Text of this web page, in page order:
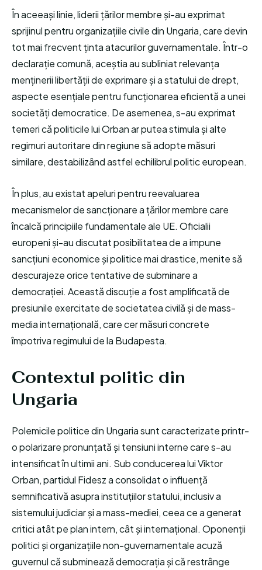
În aceeași linie, liderii țărilor membre și-au exprimat
sprijinul pentru organizațiile civile din Ungaria, care devin
tot mai frecvent ținta atacurilor guvernamentale. Într-o
declarație comună, aceștia au subliniat relevanța
menținerii libertății de exprimare și a statului de drept,
aspecte esențiale pentru funcționarea eficientă a unei
societăți democratice. De asemenea, s-au exprimat
temeri că politicile lui Orban ar putea stimula și alte
regimuri autoritare din regiune să adopte măsuri
similare, destabilizând astfel echilibrul politic european.
În plus, au existat apeluri pentru reevaluarea
mecanismelor de sancționare a țărilor membre care
încalcă principiile fundamentale ale UE. Oficialii
europeni și-au discutat posibilitatea de a impune
sancțiuni economice și politice mai drastice, menite să
descurajeze orice tentative de subminare a
democrației. Această discuție a fost amplificată de
presiunile exercitate de societatea civilă și de mass-
media internațională, care cer măsuri concrete
împotriva regimului de la Budapesta.
Contextul politic din
Ungaria
Polemicile politice din Ungaria sunt caracterizate printr-
o polarizare pronunțată și tensiuni interne care s-au
intensificat în ultimii ani. Sub conducerea lui Viktor
Orban, partidul Fidesz a consolidat o influență
semnificativă asupra instituțiilor statului, inclusiv a
sistemului judiciar și a mass-mediei, ceea ce a generat
critici atât pe plan intern, cât și internațional. Oponenții
politici și organizațiile non-guvernamentale acuză
guvernul că subminează democrația și că restrânge